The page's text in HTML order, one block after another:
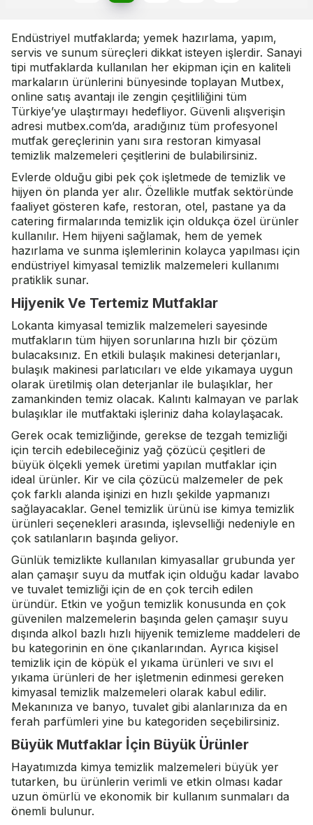
Endüstriyel mutfaklarda; yemek hazırlama, yapım,
servis ve sunum süreçleri dikkat isteyen işlerdir. Sanayi
tipi mutfaklarda kullanılan her ekipman için en kaliteli
markaların ürünlerini bünyesinde toplayan Mutbex,
online satış avantajı ile zengin çeşitliliğini tüm
Türkiye’ye ulaştırmayı hedefliyor. Güvenli alışverişin
adresi mutbex.com’da, aradığınız tüm profesyonel
mutfak gereçlerinin yanı sıra restoran kimyasal
temizlik malzemeleri çeşitlerini de bulabilirsiniz.
Evlerde olduğu gibi pek çok işletmede de temizlik ve
hijyen ön planda yer alır. Özellikle mutfak sektöründe
faaliyet gösteren kafe, restoran, otel, pastane ya da
catering firmalarında temizlik için oldukça özel ürünler
kullanılır. Hem hijyeni sağlamak, hem de yemek
hazırlama ve sunma işlemlerinin kolayca yapılması için
endüstriyel kimyasal temizlik malzemeleri kullanımı
pratiklik sunar.
Hijyenik Ve Tertemiz Mutfaklar
Lokanta kimyasal temizlik malzemeleri sayesinde
mutfakların tüm hijyen sorunlarına hızlı bir çözüm
bulacaksınız. En etkili bulaşık makinesi deterjanları,
bulaşık makinesi parlatıcıları ve elde yıkamaya uygun
olarak üretilmiş olan deterjanlar ile bulaşıklar, her
zamankinden temiz olacak. Kalıntı kalmayan ve parlak
bulaşıklar ile mutfaktaki işleriniz daha kolaylaşacak.
Gerek ocak temizliğinde, gerekse de tezgah temizliği
için tercih edebileceğiniz yağ çözücü çeşitleri de
büyük ölçekli yemek üretimi yapılan mutfaklar için
ideal ürünler. Kir ve cila çözücü malzemeler de pek
çok farklı alanda işinizi en hızlı şekilde yapmanızı
sağlayacaklar. Genel temizlik ürünü ise kimya temizlik
ürünleri seçenekleri arasında, işlevselliği nedeniyle en
çok satılanların başında geliyor.
Günlük temizlikte kullanılan kimyasallar grubunda yer
alan çamaşır suyu da mutfak için olduğu kadar lavabo
ve tuvalet temizliği için de en çok tercih edilen
üründür. Etkin ve yoğun temizlik konusunda en çok
güvenilen malzemelerin başında gelen çamaşır suyu
dışında alkol bazlı hızlı hijyenik temizleme maddeleri de
bu kategorinin en öne çıkanlarından. Ayrıca kişisel
temizlik için de köpük el yıkama ürünleri ve sıvı el
yıkama ürünleri de her işletmenin edinmesi gereken
kimyasal temizlik malzemeleri olarak kabul edilir.
Mekanınıza ve banyo, tuvalet gibi alanlarınıza da en
ferah parfümleri yine bu kategoriden seçebilirsiniz.
Büyük Mutfaklar İçin Büyük Ürünler
Hayatımızda kimya temizlik malzemeleri büyük yer
tutarken, bu ürünlerin verimli ve etkin olması kadar
uzun ömürlü ve ekonomik bir kullanım sunmaları da
önemli bulunur.